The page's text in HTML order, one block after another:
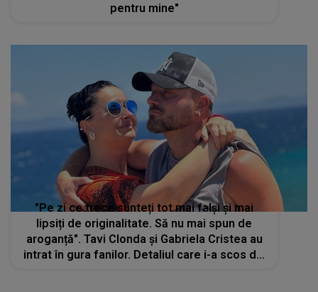
pentru mine"
"Pe zi ce trece sunteți tot mai falși și mai
lipsiți de originalitate. Să nu mai spun de
aroganță". Tavi Clonda și Gabriela Cristea au
intrat în gura fanilor. Detaliul care i-a scos din